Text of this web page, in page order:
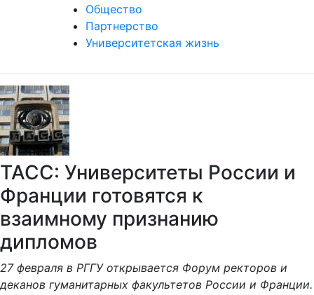
Общество
Партнерство
Университетская жизнь
ТАСС: Университеты России и
Франции готовятся к
взаимному признанию
дипломов
27 февраля в РГГУ открывается Форум ректоров и
деканов гуманитарных факультетов России и Франции.